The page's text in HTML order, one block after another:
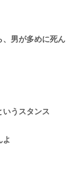
、男が多めに死ん
いうスタンス
よ